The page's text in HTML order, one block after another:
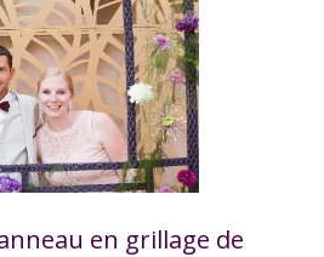
en grillage de